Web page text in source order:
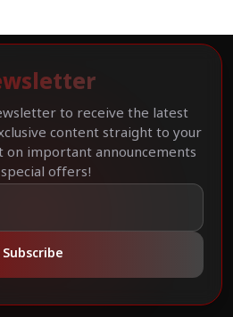
to receive the latest
content straight to your
on important announcements
offers!
Subscribe